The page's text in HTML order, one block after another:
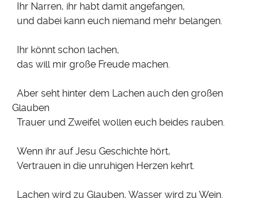
Ihr Narren, ihr habt damit angefangen,
und dabei kann euch niemand mehr belangen.
Ihr könnt schon lachen,
das will mir große Freude machen.
Aber seht hinter dem Lachen auch den großen
Glauben
Trauer und Zweifel wollen euch beides rauben.
Wenn ihr auf Jesu Geschichte hört,
Vertrauen in die unruhigen Herzen kehrt.
Lachen wird zu Glauben, Wasser wird zu Wein.